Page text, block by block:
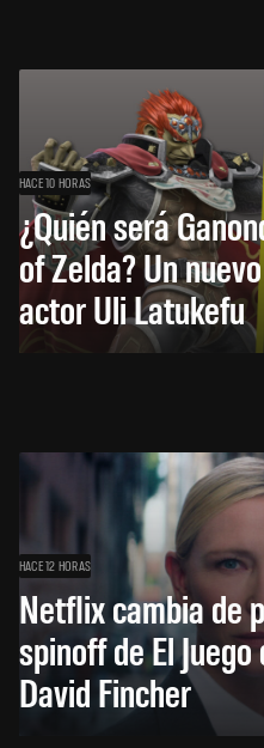
HACE 10 HORAS
¿Quién será
of Zelda? Un
actor Uli Latukefu
HACE 12 HORAS
Netflix cambia de
spinoff de El
David Fincher